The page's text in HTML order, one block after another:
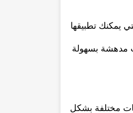
يمكنك تطبيقها
مدهشة بسهولة
مختلفة بشكل